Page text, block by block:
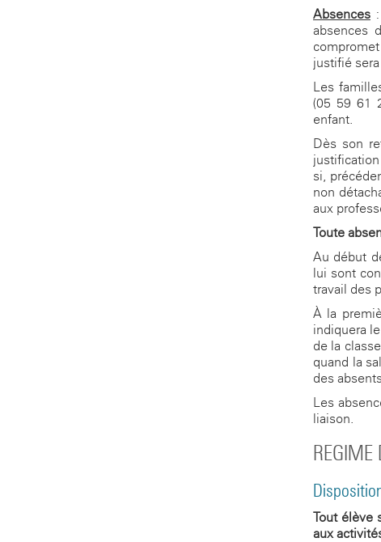
Absences :
absences
justifié
Les
(05 59 61
enfant.
Dès son
si,
non
aux
Toute
Au début
lui sont
travail des
À la
indiquera
de la
quand la
des
Les
liaison.
REGIME
Tout élève
aux